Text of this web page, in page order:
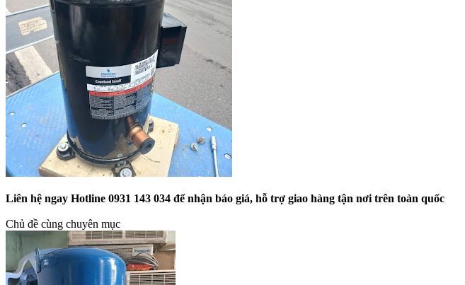
Liên hệ ngay Hotline 0931 143 034 để nhận báo giá, hỗ trợ giao hàng tận nơi trên toàn quốc
Chủ đề cùng chuyên mục